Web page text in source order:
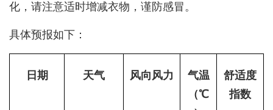
化，请注意适时增减衣物，谨防感冒。
具体预报如下：
日期 天气 风向风力
气温
（℃
舒适度
指数